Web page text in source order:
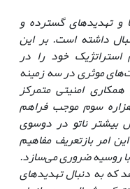
و تهدیدهای گسترده و
داشته است. بر این
استراتژیک خود را در
سال 2010 به فعالیت‌های موثری در سه زمینه
امنیتی متمرکز
سوم موجب فراهم
بیشتر ناتو در دوسوی
امر بازتعریف مفاهیم
با روسیه ضروری می‌سازد.
به دنبال تهدیدهای